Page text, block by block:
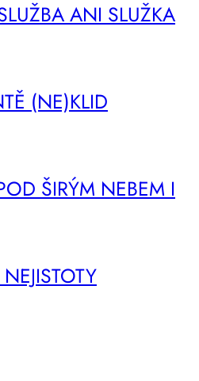
ANI SLUŽ­KA
(NE)KLID
ŠI­RÝM NE­BEM I